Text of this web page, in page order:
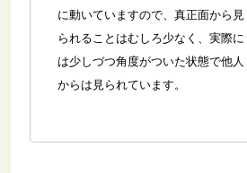
に動いていますので、真正面から見
られることはむしろ少なく、実際に
は少しづつ角度がついた状態で他人
からは見られています。